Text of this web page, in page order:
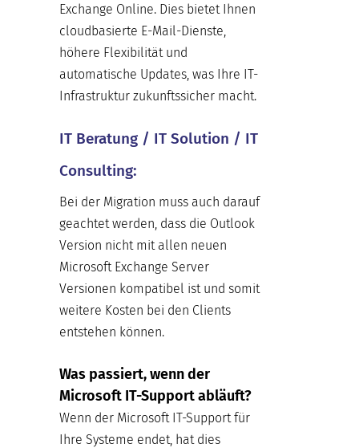
Exchange Online. Dies bietet Ihnen
cloudbasierte E-Mail-Dienste,
höhere Flexibilität und
automatische Updates, was Ihre IT-
Infrastruktur zukunftssicher macht.
IT Beratung / IT Solution / IT
Consulting:
Bei der Migration muss auch darauf
geachtet werden, dass die Outlook
Version nicht mit allen neuen
Microsoft Exchange Server
Versionen kompatibel ist und somit
weitere Kosten bei den Clients
entstehen können.
Was passiert, wenn der
Microsoft IT-Support abläuft?
Wenn der Microsoft IT-Support für
Ihre Systeme endet, hat dies